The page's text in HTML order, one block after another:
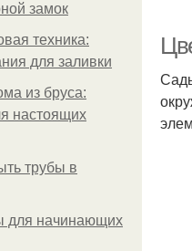
замок
техника:
для заливки
из бруса:
настоящих
трубы в
для начинающих